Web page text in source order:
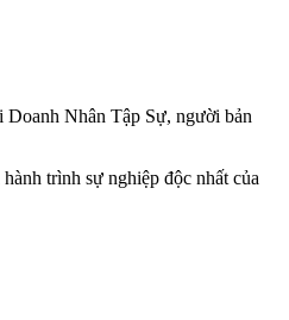
Doanh Nhân Tập Sự, người bản
trình sự nghiệp độc nhất của